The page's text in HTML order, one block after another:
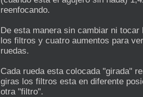
reenfocando.
De esta manera sin cambiar ni
los filtros y cuatro aumentos para
ruedas.
Cada rueda esta colocada "girada"
giras los filtros esta en diferente
otra "filtro".